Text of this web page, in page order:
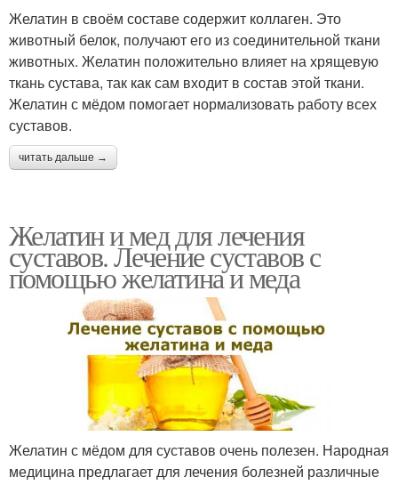
Желатин в своём составе содержит коллаген. Это
животный белок, получают его из соединительной ткани
животных. Желатин положительно влияет на хрящевую
ткань сустава, так как сам входит в состав этой ткани.
Желатин с мёдом помогает нормализовать работу всех
суставов.
читать дальше →
Желатин и мед для лечения
суставов. Лечение суставов с
помощью желатина и меда
Желатин с мёдом для суставов очень полезен. Народная
медицина предлагает для лечения болезней различные